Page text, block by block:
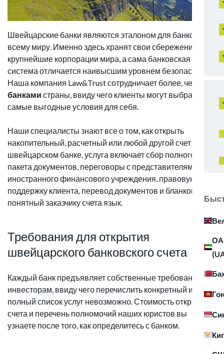
Швейцарские банки являются эталоном для банков по
всему миру. Именно здесь хранят свои сбережения
крупнейшие корпорации мира, а сама банковская
система отличается наивысшим уровнем безопасности.
Наша компания Law&Trust сотрудничает более, чем с
банками страны, ввиду чего клиенты могут выбрать
самые выгодные условия для себя.
Наши специалисты знают все о том, как открыть
накопительный, расчетный или любой другой счет в
швейцарском банке, услуга включает сбор полного
пакета документов, переговоры с представителями
иностранного финансового учреждения, правовую
поддержку клиента, перевод документов и бланков на
понятный заказчику счета язык.
Требования для открытия
швейцарского банковского счета
Каждый банк предъявляет собственные требования к
инвесторам, ввиду чего перечислить конкретный и
полный список услуг невозможно. Стоимость открытия
счета и перечень полномочий наших юристов вы
узнаете после того, как определитесь с банком.